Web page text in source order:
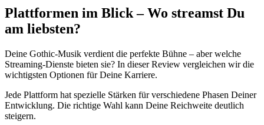
Plattformen im Blick – Wo streamst Du
am liebsten?
Deine Gothic-Musik verdient die perfekte Bühne – aber welche
Streaming-Dienste bieten sie? In dieser Review vergleichen wir die
wichtigsten Optionen für Deine Karriere.
Jede Plattform hat spezielle Stärken für verschiedene Phasen Deiner
Entwicklung. Die richtige Wahl kann Deine Reichweite deutlich
steigern.